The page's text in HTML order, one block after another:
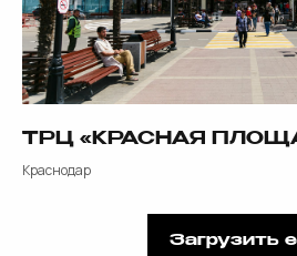
ТРЦ «КРАСНАЯ
Краснодар
Загрузить
©2025 «МЕТКОМ»